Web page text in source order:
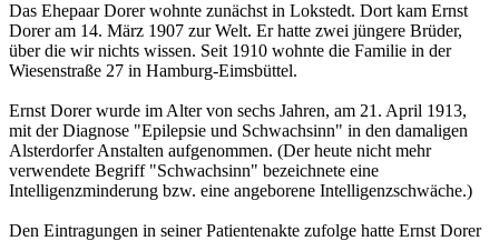
Das Ehepaar Dorer wohnte zunächst in Lokstedt. Dort kam Ernst
Dorer am 14. März 1907 zur Welt. Er hatte zwei jüngere Brüder,
über die wir nichts wissen. Seit 1910 wohnte die Familie in der
Wiesenstraße 27 in Hamburg-Eimsbüttel.
Ernst Dorer wurde im Alter von sechs Jahren, am 21. April 1913,
mit der Diagnose "Epilepsie und Schwachsinn" in den damaligen
Alsterdorfer Anstalten aufgenommen. (Der heute nicht mehr
verwendete Begriff "Schwachsinn" bezeichnete eine
Intelligenzminderung bzw. eine angeborene Intelligenzschwäche.)
Den Eintragungen in seiner Patientenakte zufolge hatte Ernst Dorer